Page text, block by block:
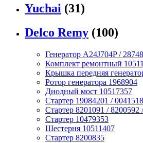
Yuchai (31)
Delco Remy (100)
Генератор A24J704P /
Комплект ремонтный
Крышка передняя
Ротор генератора 1968904
Диодный мост 10517357
Стартер 19084201 /
Стартер 8201091 /
Стартер 10479353
Шестерня 10511407
Стартер 8200835